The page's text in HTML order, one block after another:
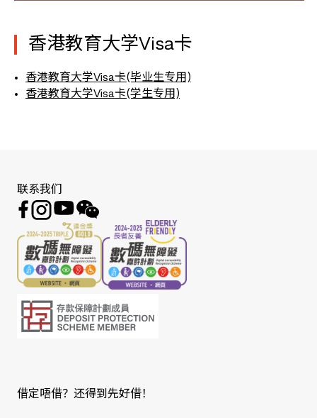
香港教育大学Visa卡
香港教育大学Visa卡(毕业生专用)
香港教育大学Visa卡(学生专用)
联系我们
借定唔借？还得到先好借！